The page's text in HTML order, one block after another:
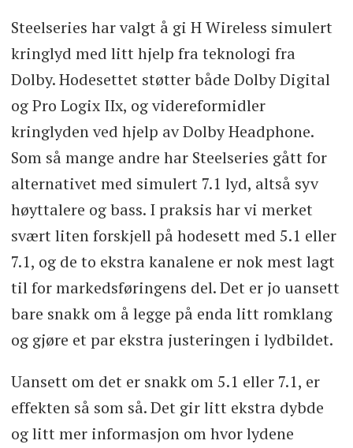
Steelseries har valgt å gi H Wireless simulert
kringlyd med litt hjelp fra teknologi fra
Dolby. Hodesettet støtter både Dolby Digital
og Pro Logix IIx, og videreformidler
kringlyden ved hjelp av Dolby Headphone.
Som så mange andre har Steelseries gått for
alternativet med simulert 7.1 lyd, altså syv
høyttalere og bass. I praksis har vi merket
svært liten forskjell på hodesett med 5.1 eller
7.1, og de to ekstra kanalene er nok mest lagt
til for markedsføringens del. Det er jo uansett
bare snakk om å legge på enda litt romklang
og gjøre et par ekstra justeringen i lydbildet.
Uansett om det er snakk om 5.1 eller 7.1, er
effekten så som så. Det gir litt ekstra dybde
og litt mer informasjon om hvor lydene